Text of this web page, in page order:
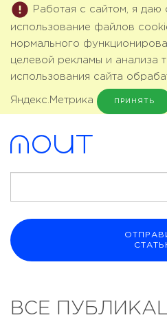
Работая с сайтом, я даю
использование файлов
нормального
целевой рекламы и анализа
использования сайта
Яндекс.Метрика ПРИНЯТЬ
ВСЕ